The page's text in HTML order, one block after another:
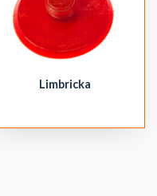
Limbricka